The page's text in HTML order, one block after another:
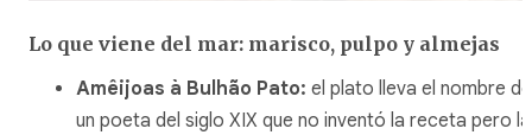
Lo que viene del mar: marisco, pulpo y almejas
Amêijoas à Bulhão Pato: el plato lleva el nombre de
un poeta del siglo XIX que no inventó la receta pero la